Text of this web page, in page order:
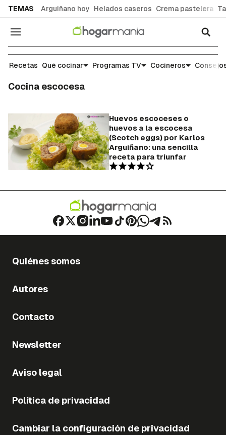
TEMAS Arguiñano hoy Helados caseros Crema pastelera
Navegación
Recetas Qué cocinar Programas TV Cocineros
Cocina escocesa
Huevos escoceses o
huevos a la escocesa
(Scotch eggs) por Karlos
Arguiñano: una sencilla
receta para triunfar
Quiénes somos
Autores
Contacto
Newsletter
Aviso legal
Política de privacidad
Cambiar la configuración de privacidad